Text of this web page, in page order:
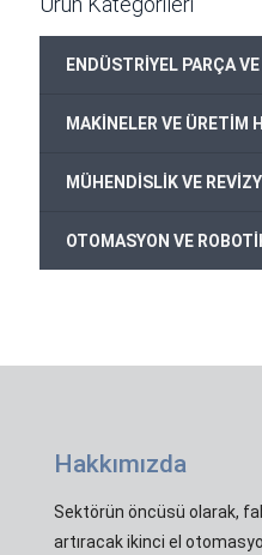
ENDÜSTRİYEL PARÇA
MAKİNELER VE ÜRETİM
MÜHENDİSLİK VE
OTOMASYON VE
Hakkımızda
Sektörün öncüsü olarak,
artıracak ikinci el